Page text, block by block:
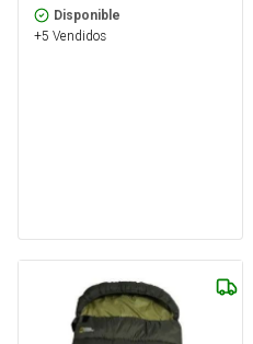
Disponible
+5 Vendidos